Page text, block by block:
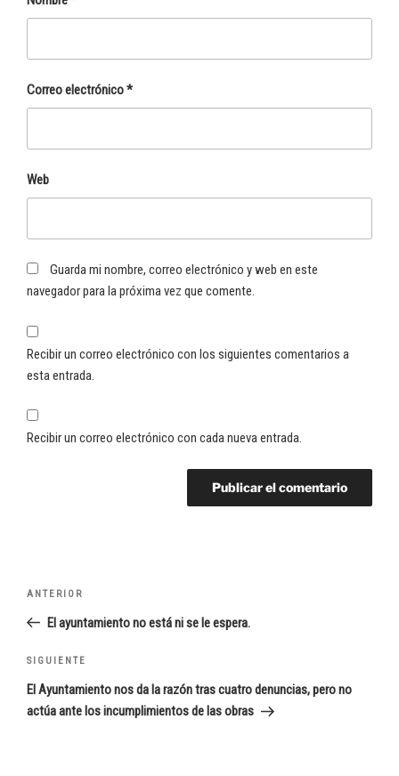
Correo electrónico*
Web
Guarda mi nombre, correo electrónico y web en este
navegador para la próxima vez que comente.
Recibir un correo electrónico con los siguientes comentarios a
esta entrada.
Recibir un correo electrónico con cada nueva entrada.
Navegación
entradas
Entrada
anterior:
ANTERIOR
El ayuntamiento no está ni se le espera.
Siguiente
entrada
SIGUIENTE
El Ayuntamiento nos da la razón tras cuatro denuncias, pero no
actúa ante los incumplimientos de las obras